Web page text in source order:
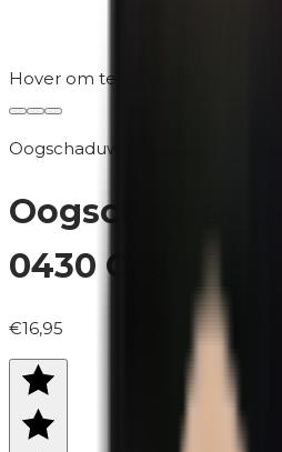
Hover om te zoomen
Oogschaduws
Oogschaduw
0430 Cacao
€16,95